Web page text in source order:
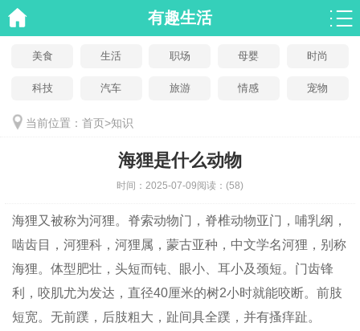
有趣生活
美食 生活 职场 母婴 时尚
科技 汽车 旅游 情感 宠物
当前位置： 首页>知识
海狸是什么动物
时间： 2025-07-09阅读： (58)
海狸又被称为河狸。脊索动物门，脊椎动物亚门，哺乳纲，
啮齿目，河狸科，河狸属，蒙古亚种，中文学名河狸，别称
海狸。体型肥壮，头短而钝、眼小、耳小及颈短。门齿锋
利，咬肌尤为发达，直径40厘米的树2小时就能咬断。前肢
短宽。无前蹼，后肢粗大，趾间具全蹼，并有搔痒趾。